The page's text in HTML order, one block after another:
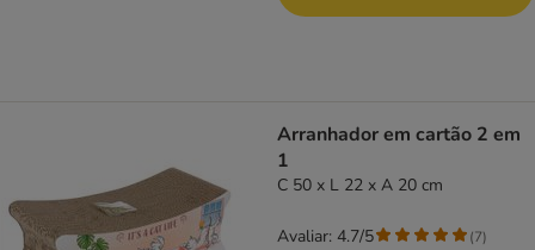
Arranhador em cartão 2 em
1
C 50 x L 22 x A 20 cm
Avaliar: 4.7/5 (7)